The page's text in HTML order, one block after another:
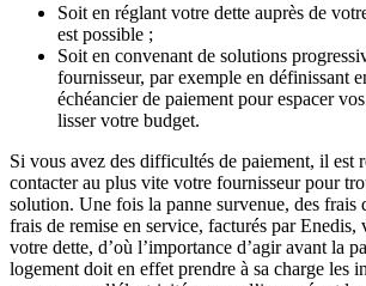
Soit en réglant votre dette auprès de
est possible ;
Soit en convenant de solutions
fournisseur, par exemple en définissant
échéancier de paiement pour espacer
lisser votre budget.
Si vous avez des difficultés de paiement, il est
contacter au plus vite votre fournisseur pour
solution. Une fois la panne survenue, des frais
frais de remise en service, facturés par Enedis,
votre dette, d’où l’importance d’agir avant la
logement doit en effet prendre à sa charge les